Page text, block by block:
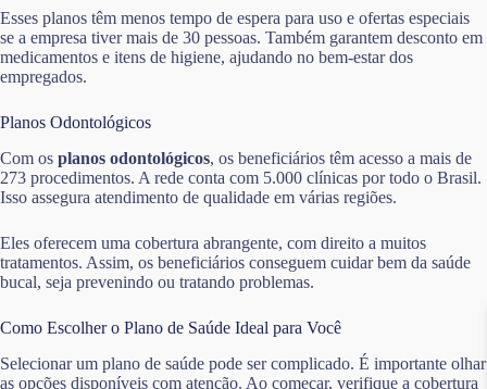
Esses planos têm menos tempo de espera para uso e ofertas especiais
se a empresa tiver mais de 30 pessoas. Também garantem desconto em
medicamentos e itens de higiene, ajudando no bem-estar dos
empregados.
Planos Odontológicos
Com os planos odontológicos, os beneficiários têm acesso a mais de
273 procedimentos. A rede conta com 5.000 clínicas por todo o Brasil.
Isso assegura atendimento de qualidade em várias regiões.
Eles oferecem uma cobertura abrangente, com direito a muitos
tratamentos. Assim, os beneficiários conseguem cuidar bem da saúde
bucal, seja prevenindo ou tratando problemas.
Como Escolher o Plano de Saúde Ideal para Você
Selecionar um plano de saúde pode ser complicado. É importante olhar
as opções disponíveis com atenção. Ao começar, verifique a cobertura